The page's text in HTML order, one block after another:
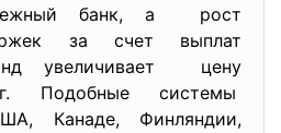
банк, а рост
за счет выплат
увеличивает цену
Подобные системы
Канаде, Финляндии,